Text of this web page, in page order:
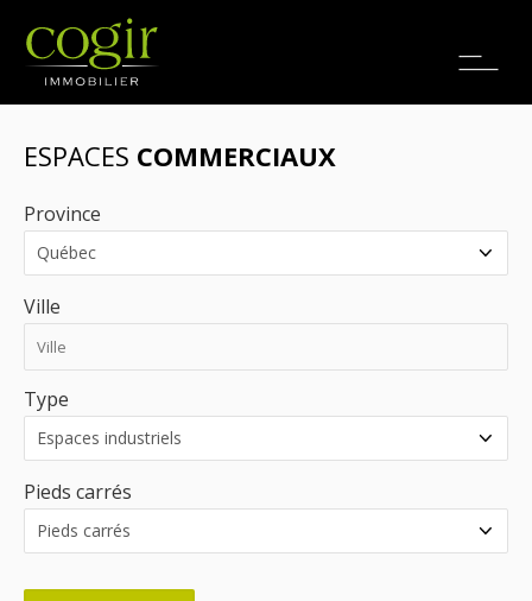
Emplois
ESPACES COMMERCIAUX
Province
Ville
Type
Pieds carrés